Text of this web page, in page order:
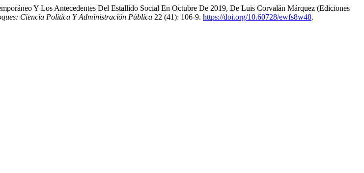
Y Los Antecedentes Del Estallido Social En Octubre De 2019, De Luis Corvalán Márquez (Ediciones
Ciencia Política Y Administración Pública 22 (41): 106-9. https://doi.org/10.60728/ewfs8w48.